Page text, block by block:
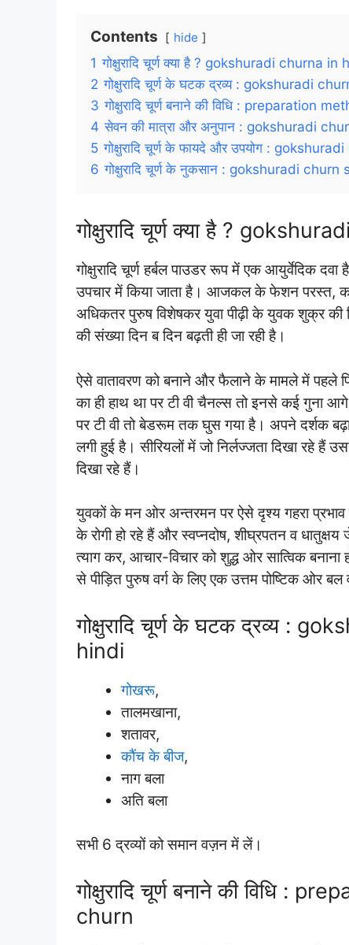
Contents hide
1 गोक्षुरादि चूर्ण क्या है ? gokshuradi churna in
2 गोक्षुरादि चूर्ण के घटक द्रव्य : gokshuradi
3 गोक्षुरादि चूर्ण बनाने की विधि : preparation
4 सेवन की मात्रा और अनुपान : gokshuradi
5 गोक्षुरादि चूर्ण के फायदे और उपयोग :
6 गोक्षुरादि चूर्ण के नुकसान : gokshuradi
गोक्षुरादि चूर्ण क्या है ?
गोक्षुरादि चूर्ण हर्बल पाउडर रूप में एक आयुर्वेदिक
उपचार में किया जाता है। आजकल के फेशन परस्त,
अधिकतर पुरुष विशेषकर युवा पीढ़ी के युवक शुक्र की
की संख्या दिन ब दिन बढ़ती ही जा रही है।
ऐसे वातावरण को बनाने और फैलाने के मामले में
का ही हाथ था पर टी वी चैनल्स तो इनसे कई गुना
पर टी वी तो बेडरूम तक घुस गया है। अपने दर्शक
लगी हुई है। सीरियलों में जो निर्लज्जता दिखा रहे हैं
दिखा रहे हैं।
युवकों के मन ओर अन्तरमन पर ऐसे दृश्य गहरा
के रोगी हो रहे हैं और स्वप्नदोष, शीघ्रपतन व धातुक्षय
त्याग कर, आचार-विचार को शुद्ध ओर सात्विक
से पीड़ित पुरुष वर्ग के लिए एक उत्तम पोष्टिक ओर बल
गोक्षुरादि चूर्ण के घटक द्रव्य :
hindi
गोखरू,
तालमखाना,
शतावर,
कौंच के बीज,
नाग बला
अति बला
सभी 6 द्रव्यों को समान वज़न में लें।
गोक्षुरादि चूर्ण बनाने की विधि :
churn